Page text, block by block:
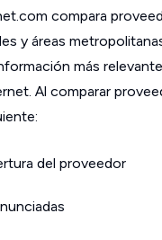
compara
y áreas
más
Al comparar
del proveedor